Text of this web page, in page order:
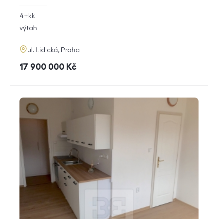
rozměry
4+kk
funkce
výtah
adresa
ul. Lidická, Praha
cena
17 900 000 Kč